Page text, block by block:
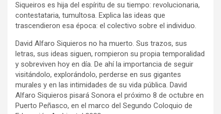
Siqueiros es hija del espíritu de su tiempo: revolucionaria,
contestataria, tumultosa. Explica las ideas que
trascendieron esa época: el colectivo sobre el individuo.
David Alfaro Siquieros no ha muerto. Sus trazos, sus
letras, sus ideas siguen, rompieron su propia temporalidad
y sobreviven hoy en día. De ahí la importancia de seguir
visitándolo, explorándolo, perderse en sus gigantes
murales y en las intimidades de su vida pública. David
Alfaro Siquieros pisará Sonora el próximo 8 de octubre en
Puerto Peñasco, en el marco del Segundo Coloquio de